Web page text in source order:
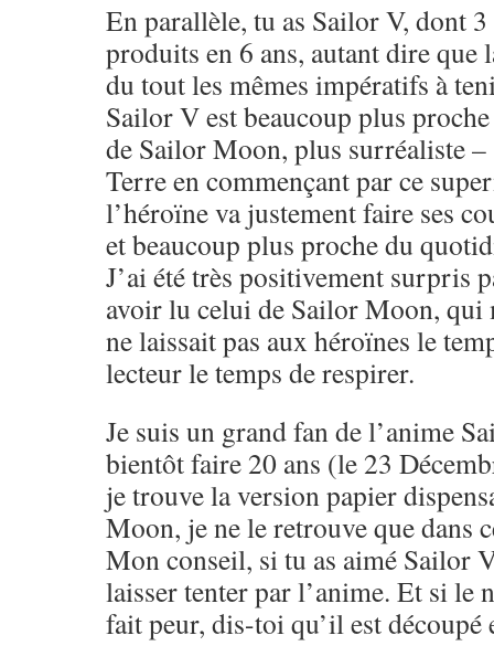
En parallèle, tu as Sailor V, dont
produits en 6 ans, autant dire que
du tout les mêmes impératifs à
Sailor V est beaucoup plus
de Sailor Moon, plus surréaliste
Terre en commençant par ce
l’héroïne va justement faire ses
et beaucoup plus proche du
J’ai été très positivement surpris
avoir lu celui de Sailor Moon, qui
ne laissait pas aux héroïnes le
lecteur le temps de respirer.
Je suis un grand fan de l’anime
bientôt faire 20 ans (le 23
je trouve la version papier
Moon, je ne le retrouve que dans
Mon conseil, si tu as aimé Sailor
laisser tenter par l’anime. Et si le
fait peur, dis-toi qu’il est découpé